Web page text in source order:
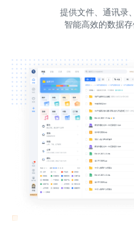
提供文件、通讯录
智能高效的数据存